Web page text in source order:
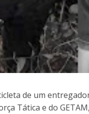
de um
Tática e do